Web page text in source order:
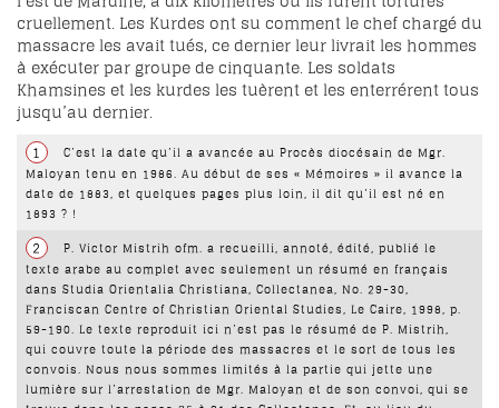
cruellement. Les Kurdes ont su comment le chef chargé du
massacre les avait tués, ce dernier leur livrait les hommes
à exécuter par groupe de cinquante. Les soldats
Khamsines et les kurdes les tuèrent et les enterrérent tous
jusqu’au dernier.
1
C’est la date qu’il a avancée au Procès diocésain de Mgr.
Maloyan tenu en 1986. Au début de ses « Mémoires » il avance la
date de 1883, et quelques pages plus loin, il dit qu’il est né en
1893 ? !
2
P. Victor Mistrih ofm. a recueilli, annoté, édité, publié le
texte arabe au complet avec seulement un résumé en français
dans Studia Orientalia Christiana, Collectanea, No. 29-30,
Franciscan Centre of Christian Oriental Studies, Le Caire, 1998, p.
59-190. Le texte reproduit ici n’est pas le résumé de P. Mistrih,
qui couvre toute la période des massacres et le sort de tous les
convois. Nous nous sommes limités à la partie qui jette une
lumière sur l’arrestation de Mgr. Maloyan et de son convoi, qui se